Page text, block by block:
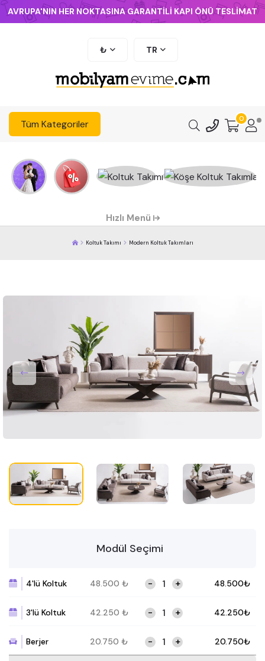
AVRUPA'NIN HER NOKTASINA GARANTİLİ KAPI ÖNÜ TESLİMAT
₺ TR
Tüm Kategoriler 0
Hızlı Menü
Koltuk Takımı Modern Koltuk Takımları
Modül Seçimi
4'lü Koltuk 48.500 ₺ - + 48.500₺
3'lü Koltuk 42.250 ₺ - + 42.250₺
Berjer 20.750 ₺ - + 20.750₺